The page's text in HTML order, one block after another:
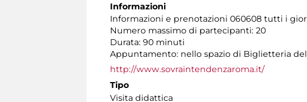
Informazioni
Informazioni e prenotazioni 060608 tutti i
Numero massimo di partecipanti: 20
Durata: 90 minuti
Appuntamento: nello spazio di Biglietteria
http://www.sovraintendenzaroma.it/
Tipo
Visita didattica